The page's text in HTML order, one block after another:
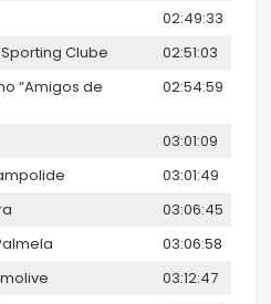
02:49:33
Clube
02:51:03
“Amigos de
02:54:59
03:01:09
03:01:49
03:06:45
03:06:58
03:12:47